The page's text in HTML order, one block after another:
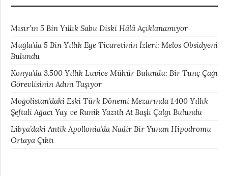
Mısır’ın 5 Bin Yıllık Sabu Diski Hâlâ Açıklanamıyor
Muğla’da 5 Bin Yıllık Ege Ticaretinin İzleri: Melos Obsidyeni
Bulundu
Konya’da 3.500 Yıllık Luvice Mühür Bulundu: Bir Tunç Çağı
Görevlisinin Adını Taşıyor
Moğolistan’daki Eski Türk Dönemi Mezarında 1.400 Yıllık
Şeftali Ağacı Yay ve Runik Yazıtlı At Başlı Çalgı Bulundu
Libya’daki Antik Apollonia’da Nadir Bir Yunan Hipodromu
Ortaya Çıktı